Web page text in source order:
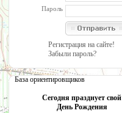
Пароль
Регистрация на сайте!
Забыли пароль?
База ориентировщиков
Сегодня празднует свой
День Рождения